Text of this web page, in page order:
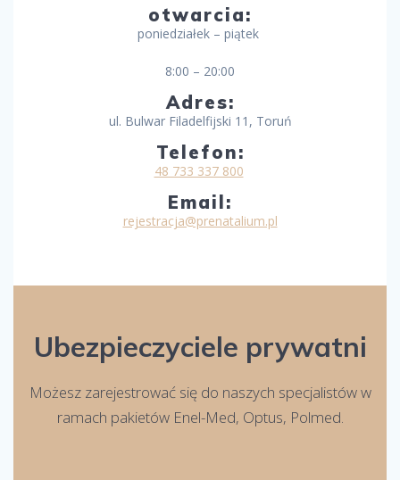
otwarcia:
poniedziałek – piątek
8:00 – 20:00
Adres:
ul. Bulwar Filadelfijski 11, Toruń
Telefon:
48 733 337 800
Email:
rejestracja@prenatalium.pl
Ubezpieczyciele prywatni
Możesz zarejestrować się do naszych specjalistów w
ramach pakietów Enel-Med, Optus, Polmed.